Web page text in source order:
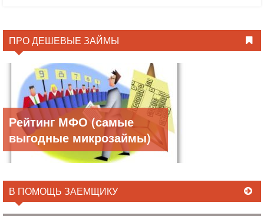
ПРО ДЕШЕВЫЕ ЗАЙМЫ
Рейтинг МФО (самые
выгодные микрозаймы)
В ПОМОЩЬ ЗАЕМЩИКУ